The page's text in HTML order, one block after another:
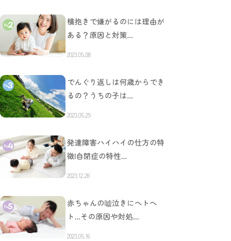
横抱きで嫌がるのには理由が
ある？原因と対策…
2023.05.08
でんぐり返しは何歳からでき
るの？うちの子は…
2023.05.29
発達障害ハイハイの仕方の特
徴|自閉症の特性…
2023.12.28
赤ちゃんの嘘泣きにヘトヘ
ト…その原因や対処…
2023.05.16